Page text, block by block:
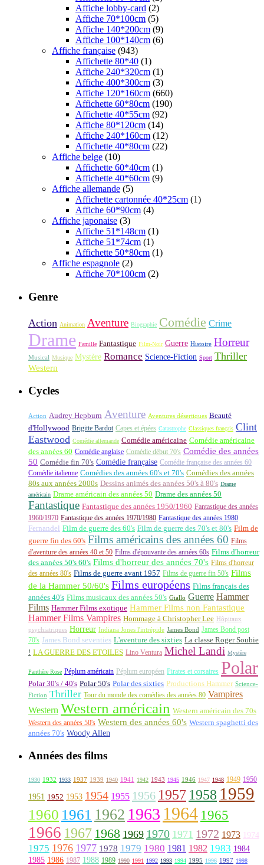
Affiche lobby-card (2)
Affiche 70*100cm (5)
Affiche 140*200cm (9)
Affiche 100*140cm (6)
Affiche française (943)
Affichette 80*40 (1)
Affiche 240*320cm (1)
Affiche 400*300cm (3)
Affiche 120*160cm (660)
Affichette 60*80cm (190)
Affichette 40*55cm (92)
Affiche 80*120cm (14)
Affiche 240*160cm (12)
Affichette 40*80cm (22)
Affiche belge (10)
Affichette 60*40cm (1)
Affichette 40*60cm (9)
Affiche allemande (5)
Affichette cartonnée 40*25cm (1)
Affiche 60*90cm (4)
Affiche japonaise (3)
Affiche 51*148cm (1)
Affiche 51*74cm (1)
Affichette 50*80cm (1)
Affiche espagnole (2)
Affiche 70*100cm (2)
Genre
Action Animation Aventure Biographie Comédie Crime
Drame Famille Fantastique Film-Noir Guerre Histoire Horreur
Musical Musique Mystère Romance Science-Fiction Sport Thriller
Western
Cycles
Action Audrey Hepburn Aventure Aventures désertiques Beauté
d'Hollywood Brigitte Bardot Capes et épées Catastrophe Classiques français Clint
Eastwood Comédie allemande Comédie américaine Comédie américaine
des années 60 Comédie anglaise Comédie début 70's Comédie des années
50 Comédie fin 70's Comédie française Comédie française des années 60
Comédie italienne Comédies des années 60's et 70's Comédies des années
80s aux années 2000s Dessins animés des années 50's à 80's Drame
américain Drame américain des années 50 Drame des années 50
Fantastique Fantastique des années 1950/1960 Fantastique des années
1960/1970 Fantastique des années 1970/1980 Fantastique des années 1980
Fernandel Film de guerre des 60's Film de guerre des 70's et 80's Film de
guerre fin des 60's Films américains des années 60 Films
d'aventure des années 40 et 50 Films d'épouvante des années 60s Films d'horreur
des années 50's 60's Films d'horreur des années 70's Films d'horreur
des années 80's Films de guerre avant 1957 Films de guerre fin 50's Films
de la Hammer 50/60's Films européens Films français des
années 40's Films musicaux des années 50's Giallo Guerre Hammer
Films Hammer Films exotique Hammer Films non Fantastique
Hammer Films Vampires Hommage à Christopher Lee
Hôpitaux
psychiatriques Horreur Indiana Jones l'intrépide James Bond James Bond post
70's James Bond seventies L'aventure des sixties La classe Roger Soubie
! LA GUERRE DES ETOILES Lino Ventura Michel Landi Mystère
Panthère Rose Péplum américain Péplum européen Pirates et corsaires Polar
Polar 30's / 40's Polar 50's Polar des sixties Productions Hammer Science-
Fiction Thriller Tour du monde des comédies des années 80 Vampires
Western Western américain Western américain des 70s
Western des années 50's Western des années 60's Western spaghetti des
années 70's Woody Allen
Années des films
1930 1932 1933 1937 1939 1940 1941 1942 1943 1945 1946 1947 1948 1949 1950
1951 1952 1953 1954 1955 1956 1957 1958 1959
1960 1961 1962 1963 1964 1965
1966 1967 1968 1969 1970 1971 1972 1973 1974
1975 1976 1977 1978 1979 1980 1981 1982 1983 1984
1985 1986 1987 1988 1989 1990 1991 1992 1993 1994 1995 1996 1997 1998